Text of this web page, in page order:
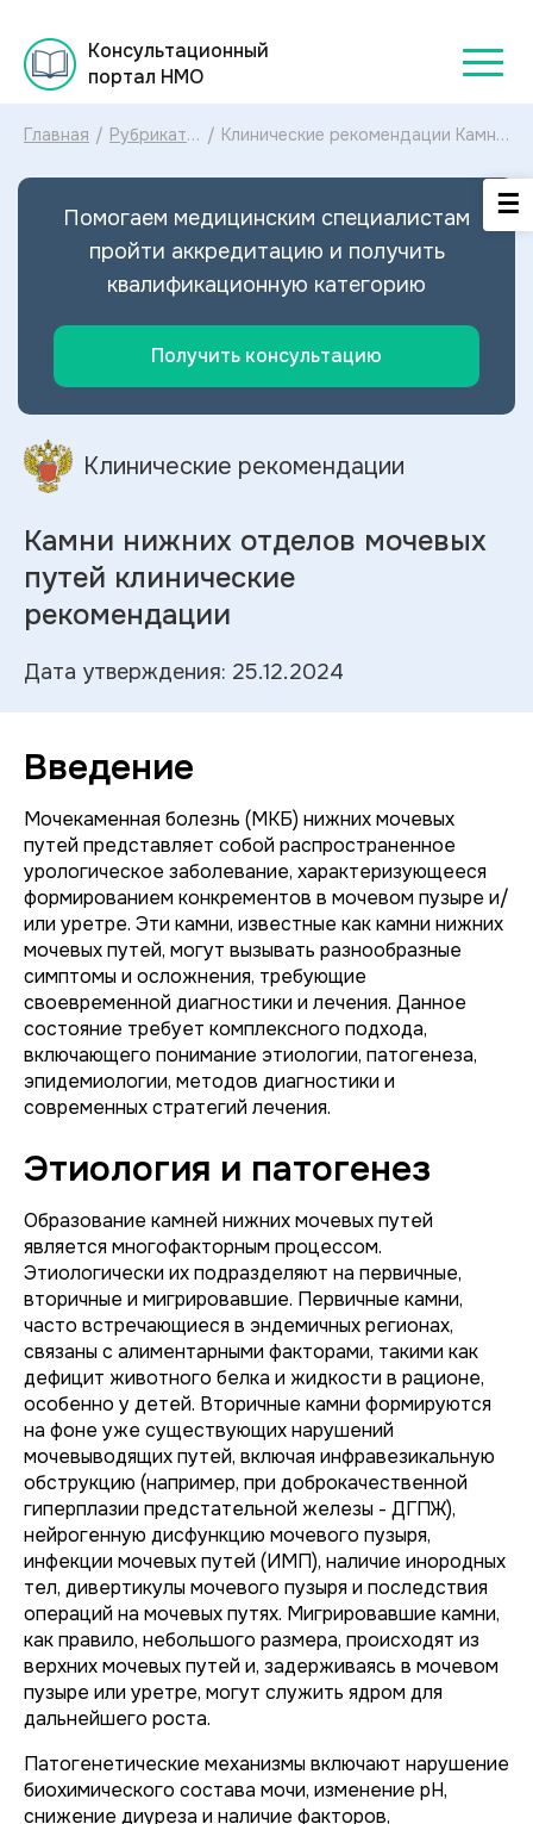
Консультационный
портал НМО
Главная / Рубрикатор
рекомендаций
/ Клинические рекомендации Камни
МКБ-10: диагностика и лечение
путей 2024
Помогаем медицинским специалистам
пройти аккредитацию и получить
квалификационную категорию
Получить консультацию
Клинические рекомендации
Камни нижних отделов мочевых
путей клинические
рекомендации
Дата утверждения: 25.12.2024
Введение
Мочекаменная болезнь (МКБ) нижних мочевых
путей представляет собой распространенное
урологическое заболевание, характеризующееся
формированием конкрементов в мочевом пузыре и/
или уретре. Эти камни, известные как камни нижних
мочевых путей, могут вызывать разнообразные
симптомы и осложнения, требующие
своевременной диагностики и лечения. Данное
состояние требует комплексного подхода,
включающего понимание этиологии, патогенеза,
эпидемиологии, методов диагностики и
современных стратегий лечения.
Этиология и патогенез
Образование камней нижних мочевых путей
является многофакторным процессом.
Этиологически их подразделяют на первичные,
вторичные и мигрировавшие. Первичные камни,
часто встречающиеся в эндемичных регионах,
связаны с алиментарными факторами, такими как
дефицит животного белка и жидкости в рационе,
особенно у детей. Вторичные камни формируются
на фоне уже существующих нарушений
мочевыводящих путей, включая инфравезикальную
обструкцию (например, при доброкачественной
гиперплазии предстательной железы - ДГПЖ),
нейрогенную дисфункцию мочевого пузыря,
инфекции мочевых путей (ИМП), наличие инородных
тел, дивертикулы мочевого пузыря и последствия
операций на мочевых путях. Мигрировавшие камни,
как правило, небольшого размера, происходят из
верхних мочевых путей и, задерживаясь в мочевом
пузыре или уретре, могут служить ядром для
дальнейшего роста.
Патогенетические механизмы включают нарушение
биохимического состава мочи, изменение pH,
снижение диуреза и наличие факторов,